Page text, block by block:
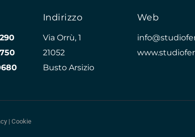
Indirizzo
Via Orrù, 1
21052
Busto Arsizio
Web
|Cookie